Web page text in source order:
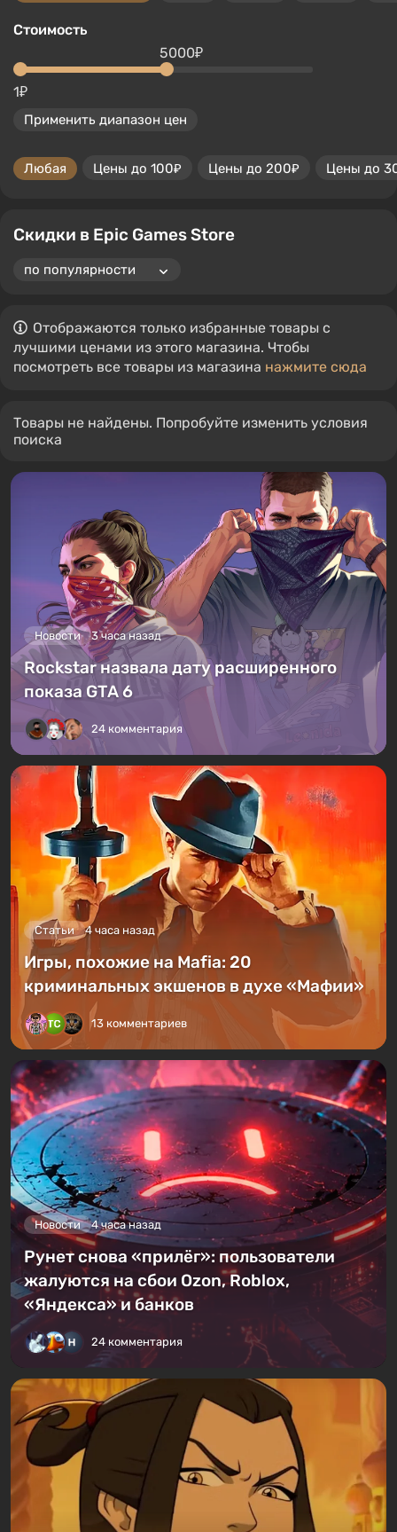
Стоимость
1₽
5000₽
Применить диапазон цен
Любая Цены до 100₽ Цены до 200₽ Цены до
Скидки в Epic Games Store
Отображаются только избранные товары с
лучшими ценами из этого магазина. Чтобы
посмотреть все товары из магазина нажмите сюда
Товары не найдены. Попробуйте изменить условия
поиска
Новости 3 часа назад
Rockstar назвала дату расширенного
показа GTA 6
24 комментария
Статьи 4 часа назад
Игры, похожие на Mafia: 20
криминальных экшенов в духе «Мафии»
13 комментариев
Новости 4 часа назад
Рунет снова «прилёг»: пользователи
жалуются на сбои Ozon, Roblox,
«Яндекса» и банков
24 комментария